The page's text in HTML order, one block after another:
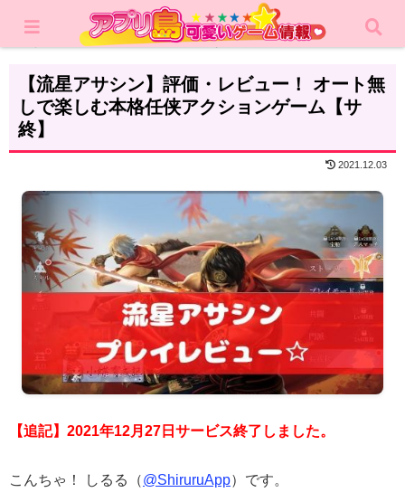
レビュー アクション
【流星アサシン】評価・レビュー！ オート無
しで楽しむ本格任侠アクションゲーム【サ
終】
2021.12.03
【追記】2021年12月27日サービス終了しました。
こんちゃ！ しるる（@ShiruruApp）です。